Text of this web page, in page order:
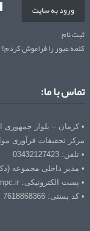
ورود به سایت
ثبت نام
کلمه عبور را فراموش کردم؟
تماس با ما:
• کرمان – بلوار جمهوری
مرکز تحقیقات فرآوری
• تلفن: 03432127423
• مدیر داخلی مجموعه (دکتر
• پست الکترونیکی: info@kmpc.ir
• کد پستی: 7618868366